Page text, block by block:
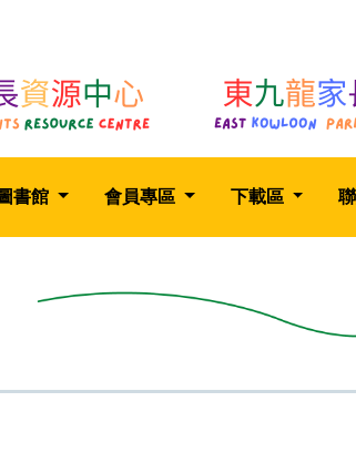
圖書館 會員專區 下載區